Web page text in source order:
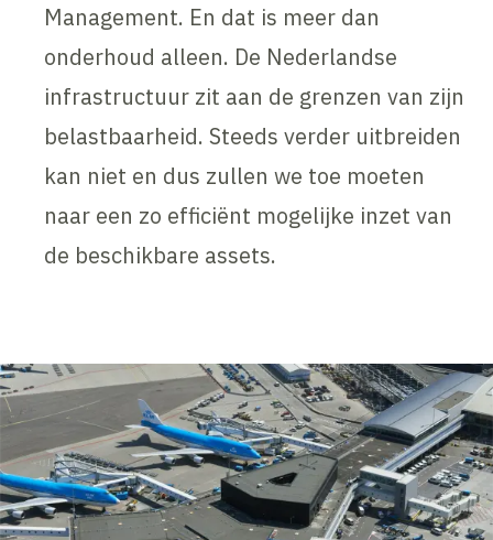
Management. En dat is meer dan
onderhoud alleen. De Nederlandse
infrastructuur zit aan de grenzen van zijn
belastbaarheid. Steeds verder uitbreiden
kan niet en dus zullen we toe moeten
naar een zo efficiënt mogelijke inzet van
de beschikbare assets.